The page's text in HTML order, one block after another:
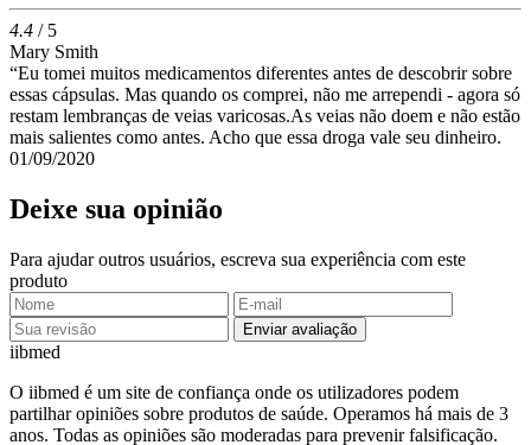
4.4 / 5
Mary Smith
“Eu tomei muitos medicamentos diferentes antes de descobrir sobre
essas cápsulas. Mas quando os comprei, não me arrependi - agora só
restam lembranças de veias varicosas.As veias não doem e não estão
mais salientes como antes. Acho que essa droga vale seu dinheiro.
01/09/2020
Deixe sua opinião
Para ajudar outros usuários, escreva sua experiência com este
produto
Enviar avaliação
iibmed
O iibmed é um site de confiança onde os utilizadores podem
partilhar opiniões sobre produtos de saúde. Operamos há mais de 3
anos. Todas as opiniões são moderadas para prevenir falsificação.